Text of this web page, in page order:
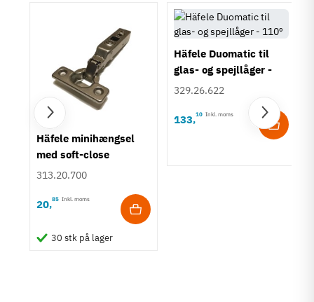
Häfele minihængsel
med soft-close
313.20.700
20,85 Inkl. moms
30 stk på lager
Häfele Duomatic til
glas- og spejllåger -
110º
329.26.622
133,10 Inkl. moms